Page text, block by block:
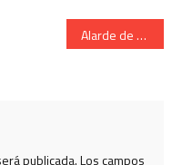
Alarde de San Marcial de Irun.Personajes populares. Pello Vishente
publicada.Los campos